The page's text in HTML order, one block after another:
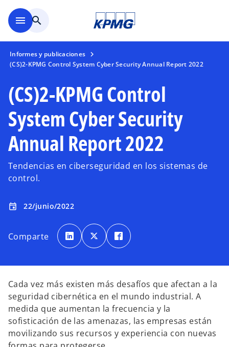
menu search
Informes y publicaciones
(CS)2-KPMG Control System Cyber Security Annual Report 2022
(CS)2-KPMG Control
System Cyber Security
Annual Report 2022
Tendencias en ciberseguridad en los sistemas de
control.
event 22/junio/2022
Comparte e
a
b
n
a
p
e
s
t
a
ñ
a
n
u
e
a
b
n
a
p
e
s
t
a
ñ
a
n
e
a
n
a
p
e
s
t
ñ
a
n
Cada vez más existen más desafíos que afectan a la
seguridad cibernética en el mundo industrial. A
medida que aumentan la frecuencia y la
sofisticación de las amenazas, las empresas están
movilizando sus recursos y experiencia con nuevas